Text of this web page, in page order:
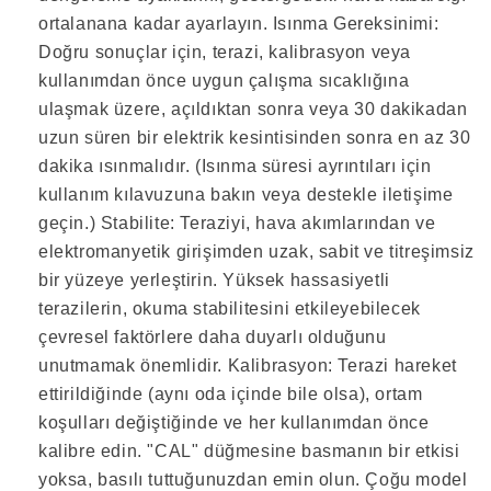
ortalanana kadar ayarlayın. Isınma Gereksinimi:
Doğru sonuçlar için, terazi, kalibrasyon veya
kullanımdan önce uygun çalışma sıcaklığına
ulaşmak üzere, açıldıktan sonra veya 30 dakikadan
uzun süren bir elektrik kesintisinden sonra en az 30
dakika ısınmalıdır. (Isınma süresi ayrıntıları için
kullanım kılavuzuna bakın veya destekle iletişime
geçin.) Stabilite: Teraziyi, hava akımlarından ve
elektromanyetik girişimden uzak, sabit ve titreşimsiz
bir yüzeye yerleştirin. Yüksek hassasiyetli
terazilerin, okuma stabilitesini etkileyebilecek
çevresel faktörlere daha duyarlı olduğunu
unutmamak önemlidir. Kalibrasyon: Terazi hareket
ettirildiğinde (aynı oda içinde bile olsa), ortam
koşulları değiştiğinde ve her kullanımdan önce
kalibre edin. "CAL" düğmesine basmanın bir etkisi
yoksa, basılı tuttuğunuzdan emin olun. Çoğu model